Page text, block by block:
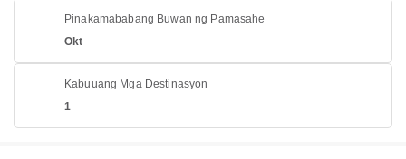
Pinakamababang Buwan ng Pamasahe
Okt
Kabuuang Mga Destinasyon
1